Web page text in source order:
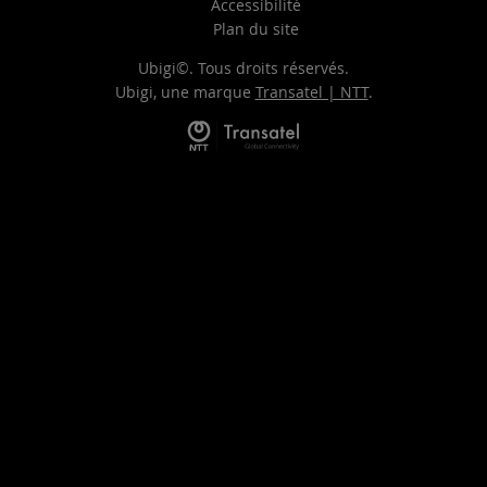
Accessibilité
Plan du site
Ubigi©. Tous droits réservés.
Ubigi, une marque Transatel | NTT.